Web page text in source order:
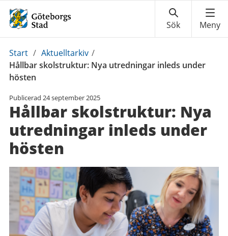
Du
är
här:
Start / Aktuelltarkiv /
Hållbar skolstruktur: Nya utredningar inleds under
hösten
Publicerad 24 september 2025
Hållbar skolstruktur: Nya
utredningar inleds under
hösten